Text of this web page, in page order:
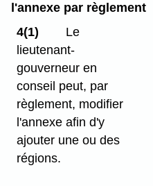
l'annexe par règlement
4(1)
Le
lieutenant-
gouverneur en
conseil peut, par
règlement, modifier
l'annexe afin d'y
ajouter une ou des
régions.